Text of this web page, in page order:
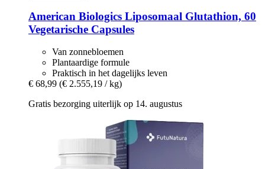
American Biologics Liposomaal Glutathion, 60
Vegetarische Capsules
Van zonnebloemen
Plantaardige formule
Praktisch in het dagelijks leven
€ 68,99 (€ 2.555,19 / kg)
Gratis bezorging uiterlijk op 14. augustus